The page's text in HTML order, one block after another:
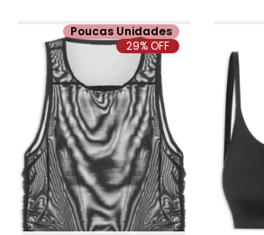
Poucas Unidades
29% OFF